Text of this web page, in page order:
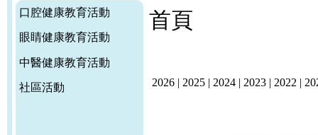
口腔健康教育活動
眼睛健康教育活動
中醫健康教育活動
社區活動
首頁
2026 | 2025 | 2024 | 2023 | 2022 |